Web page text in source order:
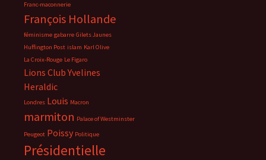
Franc-maconnerie
François Hollande
féminisme gabarre Gilets Jaunes
Huffington Post islam Karl Olive
La Croix-Rouge Le Figaro
Lions Club Yvelines
Heraldic
Londres Louis Macron
marmiton Palace of Westminster
Peugeot Poissy Politique
Présidentielle